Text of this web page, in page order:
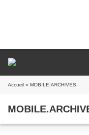
Accueil » MOBILE.ARCHIVES